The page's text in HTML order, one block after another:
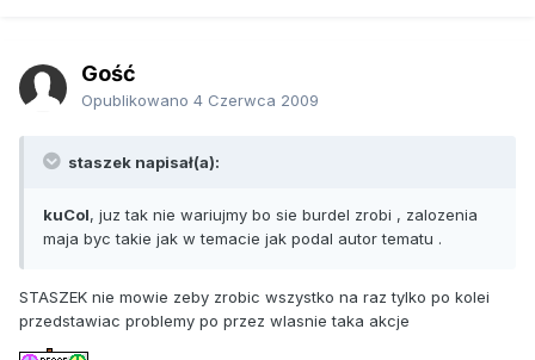
Gość
Opublikowano 4 Czerwca 2009
staszek napisał(a):
kuCol, juz tak nie wariujmy bo sie burdel zrobi , zalozenia
maja byc takie jak w temacie jak podal autor tematu .
STASZEK nie mowie zeby zrobic wszystko na raz tylko po kolei
przedstawiac problemy po przez wlasnie taka akcje